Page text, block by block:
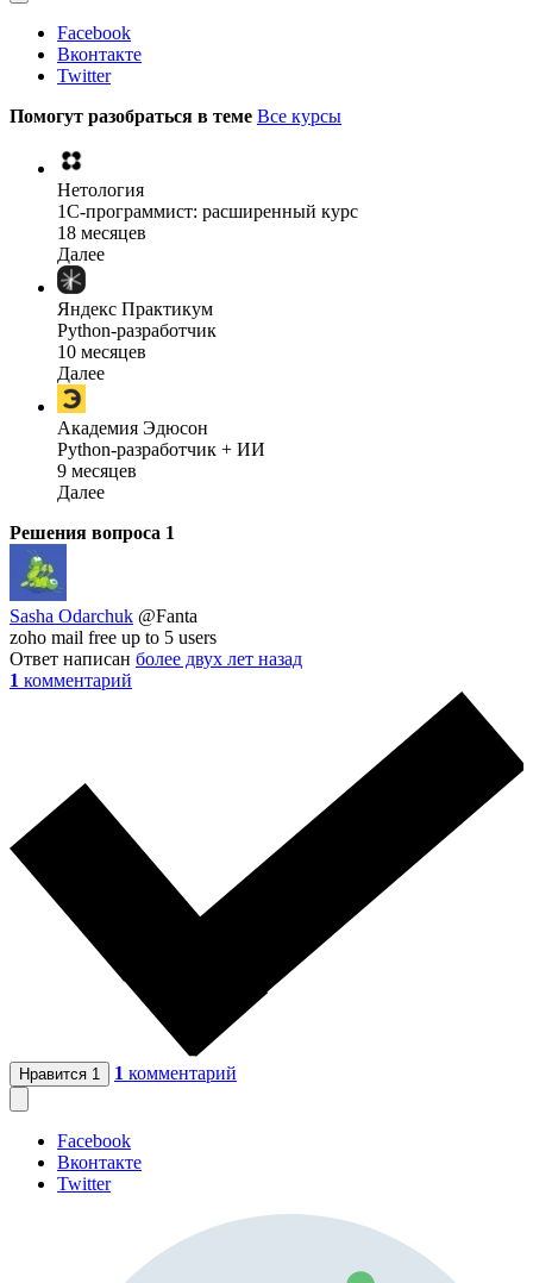
Facebook
Вконтакте
Twitter
Помогут разобраться в теме Все курсы
Нетология
1C-программист: расширенный курс
18 месяцев
Далее
Яндекс Практикум
Python-разработчик
10 месяцев
Далее
Академия Эдюсон
Python-разработчик + ИИ
9 месяцев
Далее
Решения вопроса 1
Sasha Odarchuk @Fanta
zoho mail free up to 5 users
Ответ написан более двух лет назад
1 комментарий
Нравится 1 1 комментарий
Facebook
Вконтакте
Twitter